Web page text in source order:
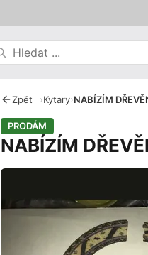
Zpět ›Kytary›NABÍZÍM
PRODÁM
NABÍZÍM
Fotografie